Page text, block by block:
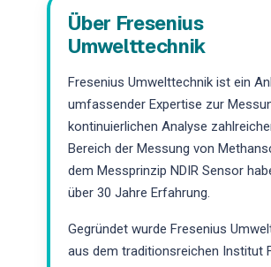
Über Fresenius
Umwelttechnik
Fresenius Umwelttechnik ist ein
umfassender Expertise zur
kontinuierlichen Analyse
Bereich der Messung von
dem Messprinzip NDIR Sensor
über 30 Jahre Erfahrung.
Gegründet wurde Fresenius
aus dem traditionsreichen Institut